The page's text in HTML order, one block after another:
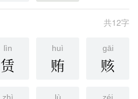
共12字
lìn
赁
huì
贿
gāi
赅